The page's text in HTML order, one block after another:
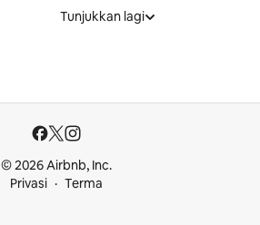
Tunjukkan lagi
© 2026 Airbnb, Inc.
Privasi
Terma